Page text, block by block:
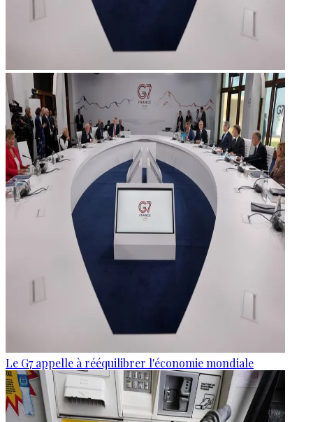
Le G7 appelle à rééquilibrer l'économie mondiale